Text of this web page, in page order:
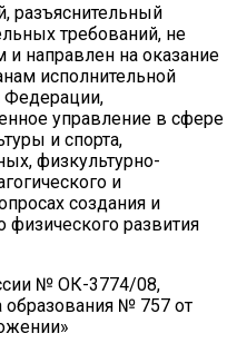
разъяснительный
требований, не
направлен на оказание
исполнительной
Федерации,
управление в сфере
и спорта,
физкультурно-
и
создания и
физического развития
№ ОК-3774/08,
№ 757 от